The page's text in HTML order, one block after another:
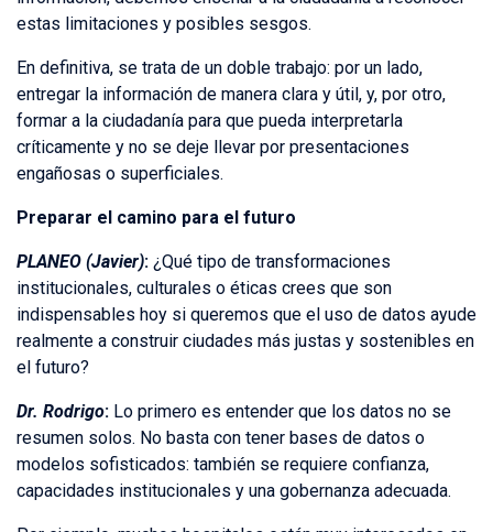
estas limitaciones y posibles sesgos.
En definitiva, se trata de un doble trabajo: por un lado,
entregar la información de manera clara y útil, y, por otro,
formar a la ciudadanía para que pueda interpretarla
críticamente y no se deje llevar por presentaciones
engañosas o superficiales.
Preparar el camino para el futuro
PLANEO (Javier): ¿Qué tipo de transformaciones
institucionales, culturales o éticas crees que son
indispensables hoy si queremos que el uso de datos ayude
realmente a construir ciudades más justas y sostenibles en
el futuro?
Dr. Rodrigo: Lo primero es entender que los datos no se
resumen solos. No basta con tener bases de datos o
modelos sofisticados: también se requiere confianza,
capacidades institucionales y una gobernanza adecuada.